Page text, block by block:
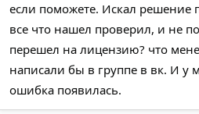
если поможете. Искал решение
все что нашел проверил, и не
перешел на лицензию? что
написали бы в группе в вк. И у
ошибка появилась.